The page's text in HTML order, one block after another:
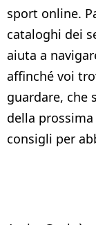
sport online.
cataloghi dei
aiuta a
affinché voi
guardare, che
della
consigli per